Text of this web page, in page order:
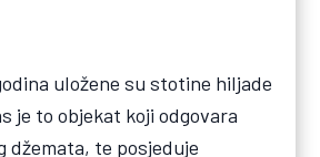
uložene su stotine hiljade
je to objekat koji odgovara
džemata, te posjeduje